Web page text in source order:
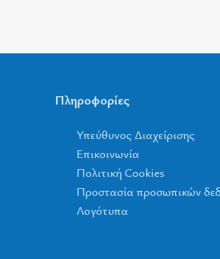
Πληροφορίες
Υπεύθυνος Διαχείρισης
Επικοινωνία
Πολιτική Cookies
Προστασία προσωπικών
Λογότυπα